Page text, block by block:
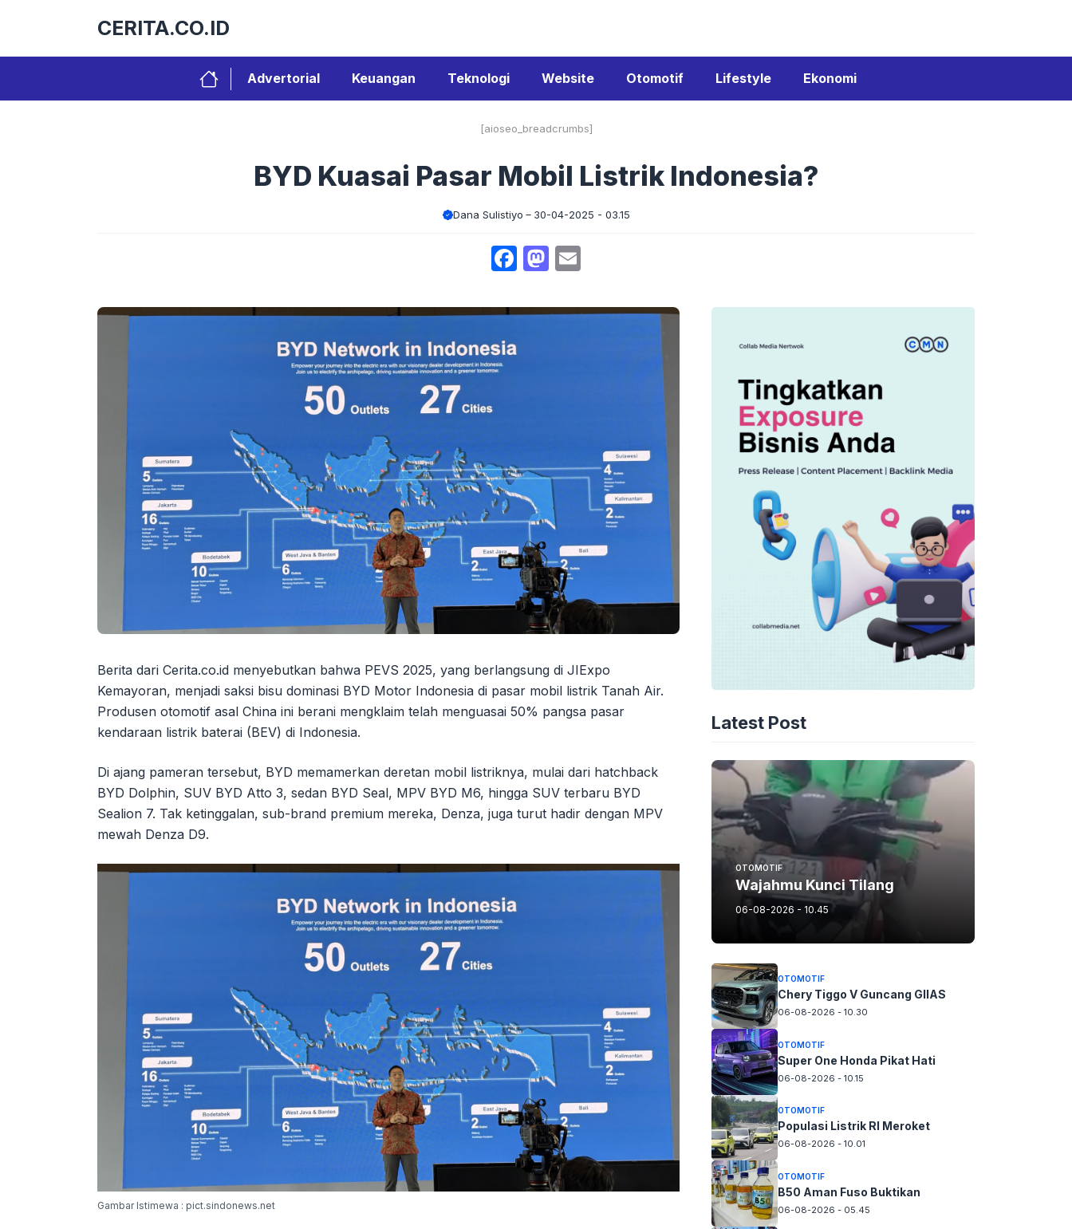
CERITA.CO.ID
Advertorial Keuangan Teknologi Website Otomotif Lifestyle Ekonomi
[aioseo_breadcrumbs]
BYD Kuasai Pasar Mobil Listrik Indonesia?
Dana Sulistiyo 30-04-2025 - 03.15
Facebook
Mastodon
Berita dari Cerita.co.id menyebutkan bahwa PEVS 2025, yang berlangsung di JIExpo
Kemayoran, menjadi saksi bisu dominasi BYD Motor Indonesia di pasar mobil listrik Tanah Air.
Produsen otomotif asal China ini berani mengklaim telah menguasai 50% pangsa pasar
kendaraan listrik baterai (BEV) di Indonesia.
Di ajang pameran tersebut, BYD memamerkan deretan mobil listriknya, mulai dari hatchback
BYD Dolphin, SUV BYD Atto 3, sedan BYD Seal, MPV BYD M6, hingga SUV terbaru BYD
Sealion 7. Tak ketinggalan, sub-brand premium mereka, Denza, juga turut hadir dengan MPV
mewah Denza D9.
Gambar Istimewa : pict.sindonews.net
Latest Post
OTOMOTIF
Wajahmu Kunci Tilang
06-08-2026 - 10.45
OTOMOTIF
Chery Tiggo V Guncang GIIAS
06-08-2026 - 10.30
OTOMOTIF
Super One Honda Pikat Hati
06-08-2026 - 10.15
OTOMOTIF
Populasi Listrik RI Meroket
06-08-2026 - 10.01
OTOMOTIF
B50 Aman Fuso Buktikan
06-08-2026 - 05.45